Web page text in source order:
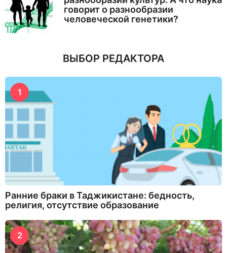
говорит о разнообразии
человеческой генетики?
ВЫБОР РЕДАКТОРА
1
Ранние браки в Таджикистане: бедность,
религия, отсутствие образование
2